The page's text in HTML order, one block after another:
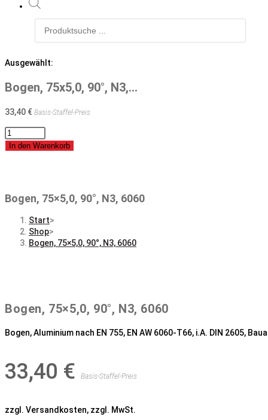
Ausgewählt:
Bogen, 75x5,0, 90°, N3,…
33,40 € Basis-Staffel-Preis
Bogen,
75x5,0,
Menge
In den Warenkorb
Bogen, 75×5,0, 90°, N3, 6060
Start>
Shop>
Bogen, 75×5,0, 90°, N3, 6060
Bogen, 75×5,0, 90°, N3, 6060
Bogen, Aluminium nach EN 755, EN AW 6060-T66, i.A. DIN 2605,
33,40 € Basis-Staffel-Preis
zzgl. Versandkosten, zzgl. MwSt.